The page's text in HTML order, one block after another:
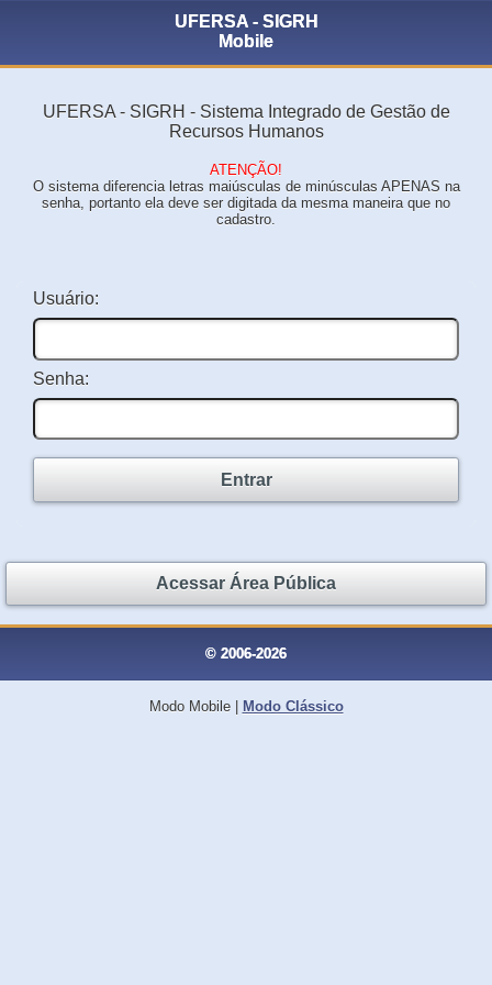
UFERSA - SIGRH
Mobile
UFERSA - SIGRH - Sistema Integrado de Gestão de
Recursos Humanos
ATENÇÃO!
O sistema diferencia letras maiúsculas de minúsculas APENAS na
senha, portanto ela deve ser digitada da mesma maneira que no
cadastro.
Usuário:
Senha:
Entrar
Acessar Área Pública
© 2006-2026
Modo Mobile| Modo Clássico